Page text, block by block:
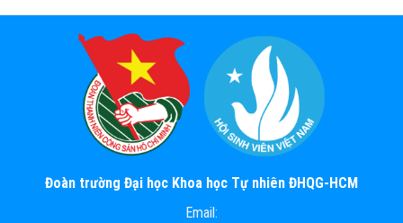
Đoàn trường Đại học Khoa học Tự nhiên ĐHQG-HCM
Email: